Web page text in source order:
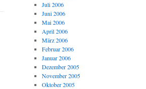
Juli 2006
Juni 2006
Mai 2006
April 2006
März 2006
Februar 2006
Januar 2006
Dezember 2005
November 2005
Oktober 2005